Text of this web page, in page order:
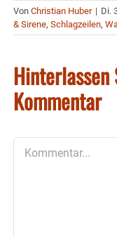
Von Christian Huber | Di.
& Sirene, Schlagzeilen,
Hinterlassen
Kommentar